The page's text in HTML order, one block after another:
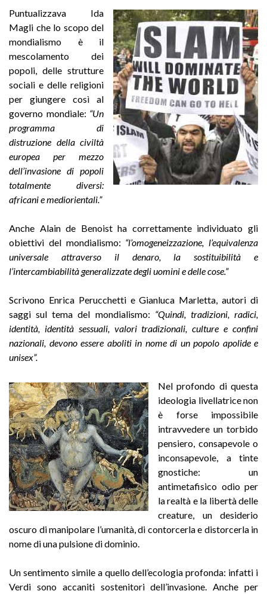
Puntualizzava Ida
Magli che lo scopo del
mondialismo è il
mescolamento dei
popoli, delle strutture
sociali e delle religioni
per giungere così al
governo mondiale: “Un
programma di
distruzione della civiltà
europea per mezzo
dell’invasione di popoli
totalmente diversi:
africani e mediorientali.”
Anche Alain de Benoist ha correttamente individuato gli
obiettivi del mondialismo: “l’omogeneizzazione, l’equivalenza
universale attraverso il denaro, la sostituibilità e
l’intercambiabilità generalizzate degli uomini e delle cose.”
Scrivono Enrica Perucchetti e Gianluca Marletta, autori di
saggi sul tema del mondialismo: “Quindi, tradizioni, radici,
identità, identità sessuali, valori tradizionali, culture e confini
nazionali, devono essere aboliti in nome di un popolo apolide e
unisex”.
Nel profondo di questa
ideologia livellatrice non
è forse impossibile
intravvedere un torbido
pensiero, consapevole o
inconsapevole, a tinte
gnostiche: un
antimetafisico odio per
la realtà e la libertà delle
creature, un desiderio
oscuro di manipolare l’umanità, di contorcerla e distorcerla in
nome di una pulsione di dominio.
Un sentimento simile a quello dell’ecologia profonda: infatti i
Verdi sono accaniti sostenitori dell’invasione. Anche per